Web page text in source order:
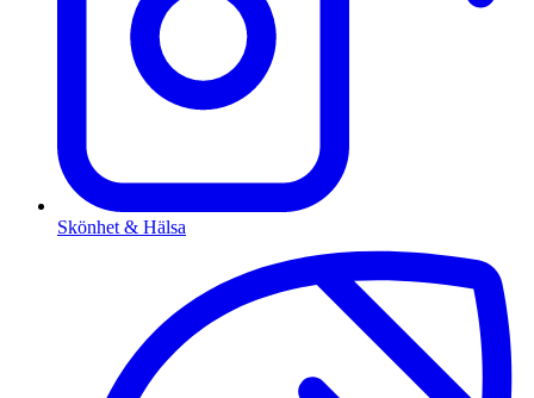
Skönhet & Hälsa